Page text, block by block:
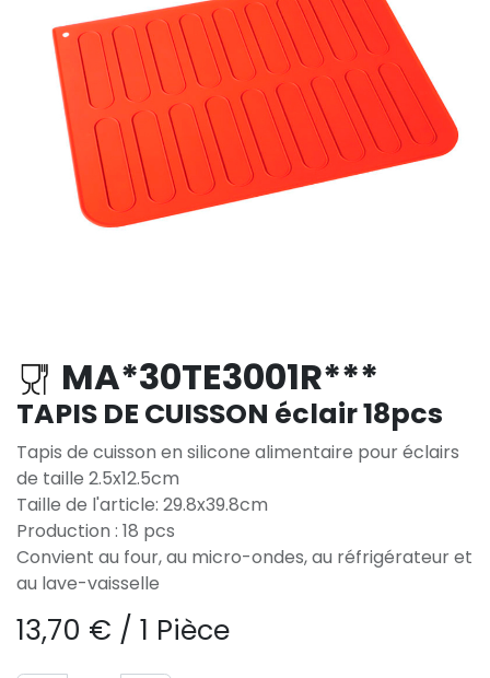
MA*30TE3001R***
TAPIS DE CUISSON éclair 18pcs
Tapis de cuisson en silicone alimentaire pour éclairs
de taille 2.5x12.5cm
Taille de l'article: 29.8x39.8cm
Production : 18 pcs
Convient au four, au micro-ondes, au réfrigérateur et
au lave-vaisselle
13,70 € / 1 Pièce